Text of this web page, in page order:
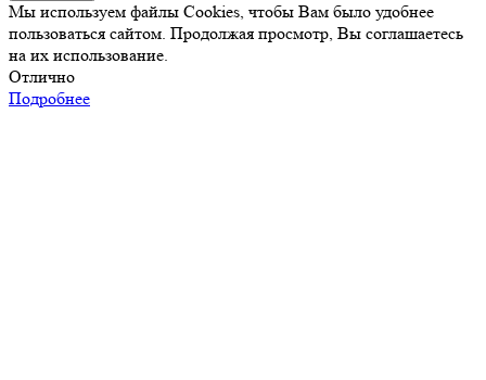
Мы используем файлы Cookies, чтобы Вам было удобнее
пользоваться сайтом. Продолжая просмотр, Вы соглашаетесь
на их использование.
Отлично
Подробнее